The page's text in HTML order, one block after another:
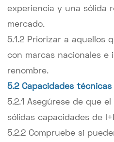
experiencia y una sólida
mercado.
5.1.2 Priorizar a aquellos
con marcas nacionales e
renombre.
5.2 Capacidades técnicas
5.2.1 Asegúrese de que
sólidas capacidades de
5.2.2 Compruebe si